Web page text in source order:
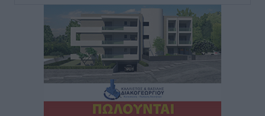
Iατρικός Σύλλογος Ροδου προς Α. Γεωργιάδη:
Στρατηγικές Προτάσεις για την Ενίσχυση της
Δημόσιας Υγείας στη Νησιωτική Ελλάδα και στα
Νοσοκομεία της Γ΄ Ζώνης
πριν 2 ώρες